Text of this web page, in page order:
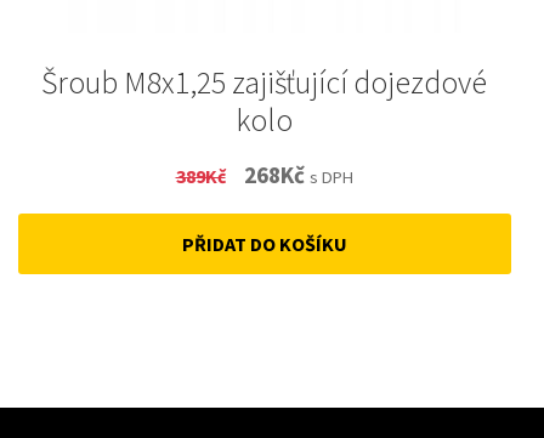
Šroub M8x1,25 zajišťující dojezdové
kolo
389Kč
Original
price
was:
268KčCurrent
price
is:
s DPH
PŘIDAT DO KOŠÍKU